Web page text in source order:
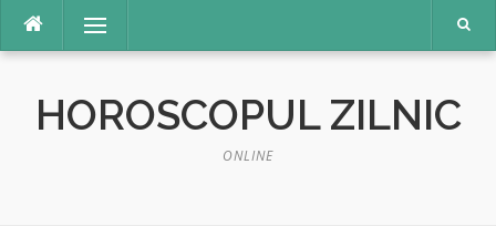
conținut
Meniu
HOROSCOPUL ZILNIC
ONLINE